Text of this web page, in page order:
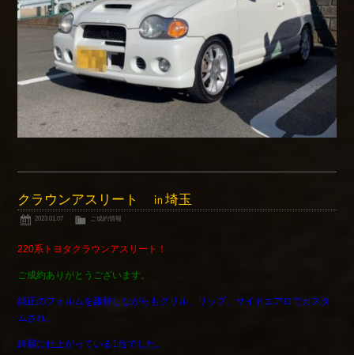
クラウンアスリート ㏌埼玉
2023.01.07 ご成約情報
220系トヨタクラウンアスリート！
ご成約ありがとうございます。
純正のフォルムを維持しながらもグリル、リップ、サイドエアロでカスタ
ムされ、
綺麗に仕上がっている1台でした。